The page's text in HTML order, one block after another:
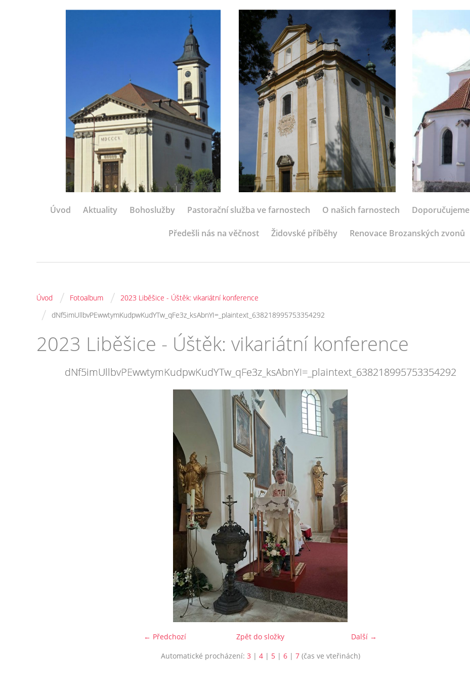
Úvod Aktuality Bohoslužby Pastorační služba ve farnostech O našich farnostech Doporučujeme
Předešli nás na věčnost Židovské příběhy Renovace Brozanských zvonů
Úvod / Fotoalbum / 2023 Liběšice - Úštěk: vikariátní konference
/ dNf5imUllbvPEwwtymKudpwKudYTw_qFe3z_ksAbnYI=_plaintext_638218995753354292
2023 Liběšice - Úštěk: vikariátní konference
dNf5imUllbvPEwwtymKudpwKudYTw_qFe3z_ksAbnYI=_plaintext_638218995753354292
← Předchozí Další →
Zpět do složky
Automatické procházení: 3 | 4| 5| 6| 7(čas ve vteřinách)